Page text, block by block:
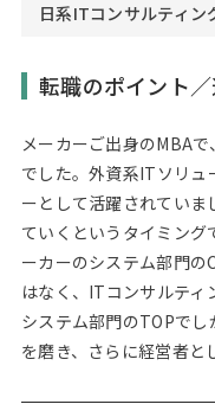
日系ITコンサルティ
転職のポイント
メーカーご出身のMBA
でした。外資系ITソリュ
ーとして活躍されていま
ていくというタイミング
ーカーのシステム部門の
はなく、ITコンサルティ
システム部門のTOPで
を磨き、さらに経営者と